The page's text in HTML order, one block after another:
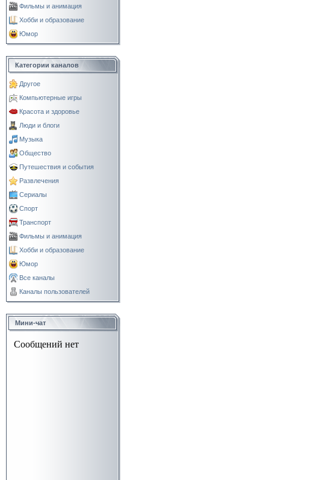
Фильмы и анимация
Хобби и образование
Юмор
Категории каналов
Другое
Компьютерные игры
Красота и здоровье
Люди и блоги
Музыка
Общество
Путешествия и события
Развлечения
Сериалы
Спорт
Транспорт
Фильмы и анимация
Хобби и образование
Юмор
Все каналы
Каналы пользователей
Мини-чат